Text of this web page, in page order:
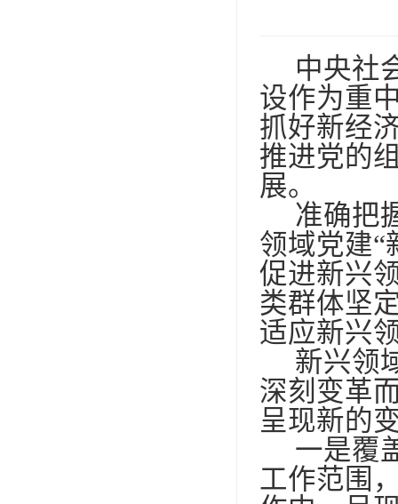
中央社
设作为重
抓好新经
推进党的
展。
准确把
领域党建“
促进新兴
类群体坚
适应新兴
新兴领
深刻变革
呈现新的
一是覆
工作范围